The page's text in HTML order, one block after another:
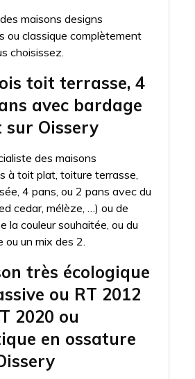
maisons designs
ou classique complètement
choisissez.
toit terrasse, 4
avec bardage
sur Oissery
des maisons
à toit plat, toiture terrasse,
4 pans, ou 2 pans avec du
cedar, mélèze, …) ou de
la couleur souhaitée, ou du
ou un mix des 2.
très écologique
ou RT 2012
2020 ou
en ossature